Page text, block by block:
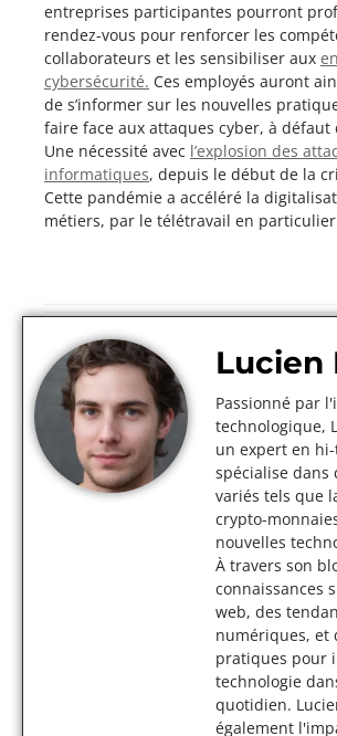
entreprises participantes pourront
rendez-vous pour renforcer les
collaborateurs et les sensibiliser aux
cybersécurité. Ces employés auront
de s’informer sur les nouvelles
faire face aux attaques cyber, à défaut
Une nécessité avec l’explosion des
informatiques, depuis le début de la
Cette pandémie a accéléré la
métiers, par le télétravail en
Lucien
Passionné par
technologique,
un expert en
spécialise dans
variés tels que
crypto-
nouvelles
À travers son
connaissances
web, des
numériques, et
pratiques pour
technologie
quotidien.
également